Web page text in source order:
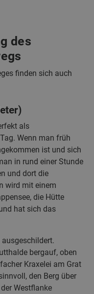
des
finden sich auch
als
Wenn man früh
ist und sich
in rund einer Stunde
und dort die
wird mit einem
die Hütte
hat sich das
bergauf, oben
Kraxelei am Grat
den Berg über
Westflanke